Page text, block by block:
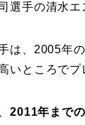
選手の清水
は、2005年
いところで
2011年まで